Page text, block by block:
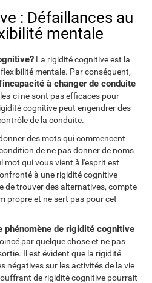
: Défaillances au
mentale
La rigidité cognitive est la
mentale. Par conséquent,
incapacité à changer de conduite
ci ne sont pas efficaces pour
cognitive peut engendrer des
de la conduite.
des mots qui commencent
de ne pas donner de noms
mot qui vous vient à l'esprit est
à une rigidité cognitive
de trouver des alternatives, compte
propre et ne sert pas pour cet
phénomène de rigidité cognitive
par quelque chose et ne pas
Il est évident que la rigidité
négatives sur les activités de la vie
de rigidité cognitive pourrait